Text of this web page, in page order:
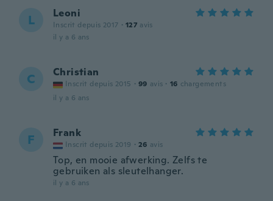
L Leoni
Inscrit depuis 2017 · 127 avis
il y a 6 ans
C Christian
Inscrit depuis 2015 · 99 avis · 16 chargements
il y a 6 ans
F Frank
Inscrit depuis 2019 · 26 avis
Top, en mooie afwerking. Zelfs te
gebruiken als sleutelhanger.
il y a 6 ans